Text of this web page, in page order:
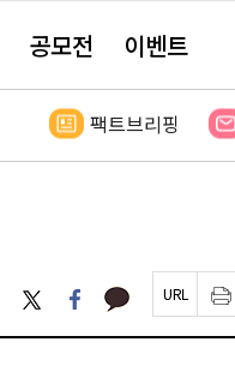
공모전 이벤트
팩트브리핑
트
위
터
페
이
스
카
카 페
이
지
인
쇄
하